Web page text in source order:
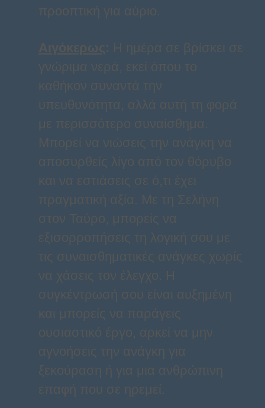
προοπτική για αύριο.
Αιγόκερως: Η ημέρα σε βρίσκει σε
γνώριμα νερά, εκεί όπου το
καθήκον συναντά την
υπευθυνότητα, αλλά αυτή τη φορά
με περισσότερο συναίσθημα.
Μπορεί να νιώσεις την ανάγκη να
αποσυρθείς λίγο από τον θόρυβο
και να εστιάσεις σε ό,τι έχει
πραγματική αξία. Με τη Σελήνη
στον Ταύρο, μπορείς να
εξισορροπήσεις τη λογική σου με
τις συναισθηματικές ανάγκες χωρίς
να χάσεις τον έλεγχο. Η
συγκέντρωσή σου είναι αυξημένη
και μπορείς να παράγεις
ουσιαστικό έργο, αρκεί να μην
αγνοήσεις την ανάγκη για
ξεκούραση ή για μια ανθρώπινη
επαφή που σε ηρεμεί.